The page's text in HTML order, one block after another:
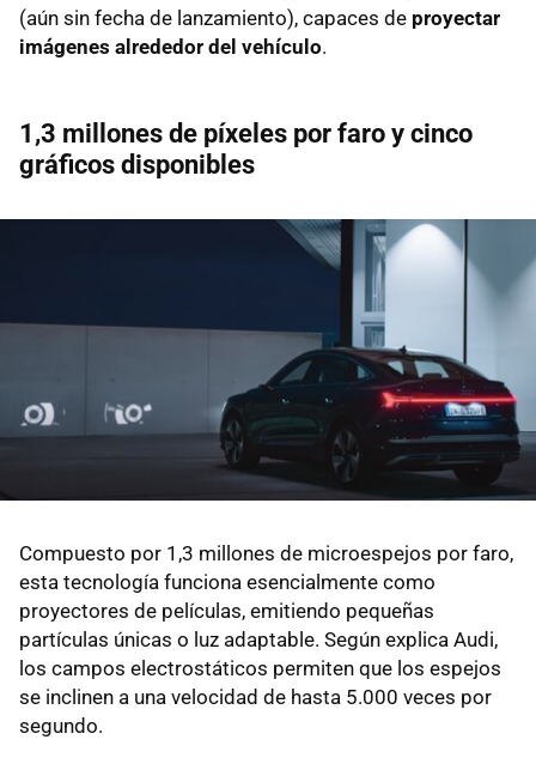
(aún sin fecha de lanzamiento), capaces de proyectar
imágenes alrededor del vehículo.
1,3 millones de píxeles por faro y cinco
gráficos disponibles
Compuesto por 1,3 millones de microespejos por faro,
esta tecnología funciona esencialmente como
proyectores de películas, emitiendo pequeñas
partículas únicas o luz adaptable. Según explica Audi,
los campos electrostáticos permiten que los espejos
se inclinen a una velocidad de hasta 5.000 veces por
segundo.